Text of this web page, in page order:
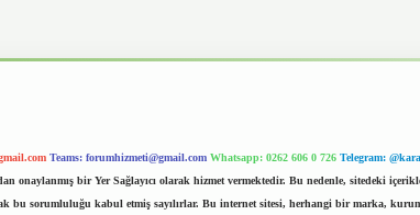
Teams: forumhizmeti@gmail.com Whatsapp: 0262 606 0 726 Telegram:
onaylanmış bir Yer Sağlayıcı olarak hizmet vermektedir. Bu nedenle, sitedeki
sorumluluğu kabul etmiş sayılırlar. Bu internet sitesi, herhangi bir marka,